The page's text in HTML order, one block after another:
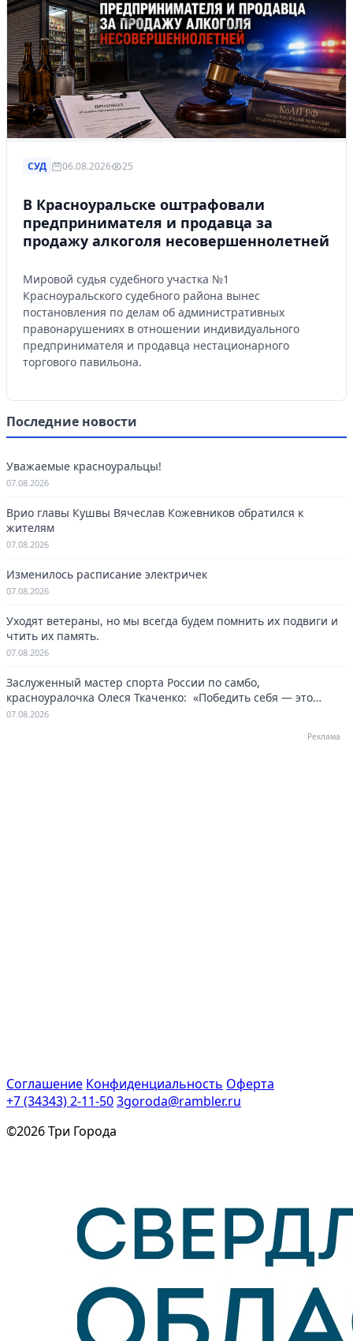
СУД 06.08.2026 25
В Красноуральске оштрафовали
предпринимателя и продавца за
продажу алкоголя несовершеннолетней
Мировой судья судебного участка №1
Красноуральского судебного района вынес
постановления по делам об административных
правонарушениях в отношении индивидуального
предпринимателя и продавца нестационарного
торгового павильона.
Последние новости
Уважаемые красноуральцы!
07.08.2026
Врио главы Кушвы Вячеслав Кожевников обратился к
жителям
07.08.2026
Изменилось расписание электричек
07.08.2026
Уходят ветераны, но мы всегда будем помнить их подвиги и
чтить их память.
07.08.2026
Заслуженный мастер спорта России по самбо,
красноуралочка Олеся Ткаченко: «Победить себя — это
навсегда»
07.08.2026
Реклама
Соглашение Конфиденциальность Оферта
+7 (34343) 2-11-503goroda@rambler.ru
©2026 Три Города